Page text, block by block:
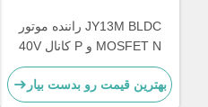
JY13M BLDC راننده موتور
MOSFET N و P کانال 40V
سطح کوه
بهترین قیمت رو بدست بیار